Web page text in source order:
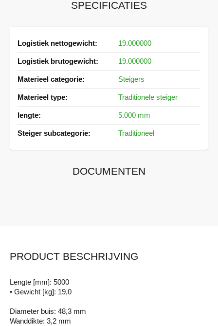
SPECIFICATIES
Meer
informatie
19.000000
19.000000
Steigers
Traditionele steiger
5.000 mm
Traditioneel
DOCUMENTEN
PRODUCT BESCHRIJVING
Lengte [mm]: 5000
• Gewicht [kg]: 19,0
Diameter buis: 48,3 mm
Wanddikte: 3,2 mm